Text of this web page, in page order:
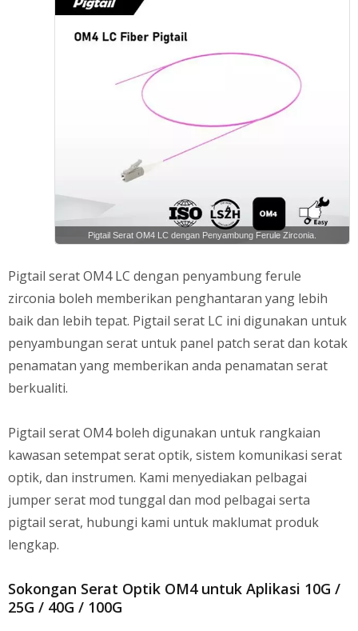
Pigtail Serat OM4 LC dengan Penyambung Ferule Zirconia.
Pigtail serat OM4 LC dengan penyambung ferule
zirconia boleh memberikan penghantaran yang lebih
baik dan lebih tepat. Pigtail serat LC ini digunakan untuk
penyambungan serat untuk panel patch serat dan kotak
penamatan yang memberikan anda penamatan serat
berkualiti.
Pigtail serat OM4 boleh digunakan untuk rangkaian
kawasan setempat serat optik, sistem komunikasi serat
optik, dan instrumen. Kami menyediakan pelbagai
jumper serat mod tunggal dan mod pelbagai serta
pigtail serat, hubungi kami untuk maklumat produk
lengkap.
Sokongan Serat Optik OM4 untuk Aplikasi 10G /
25G / 40G / 100G